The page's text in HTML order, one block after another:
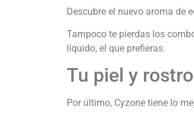
Descubre el nuevo aroma de
Tampoco te pierdas los
líquido, el que prefieras.
Tu piel y
Por último, Cyzone tiene lo